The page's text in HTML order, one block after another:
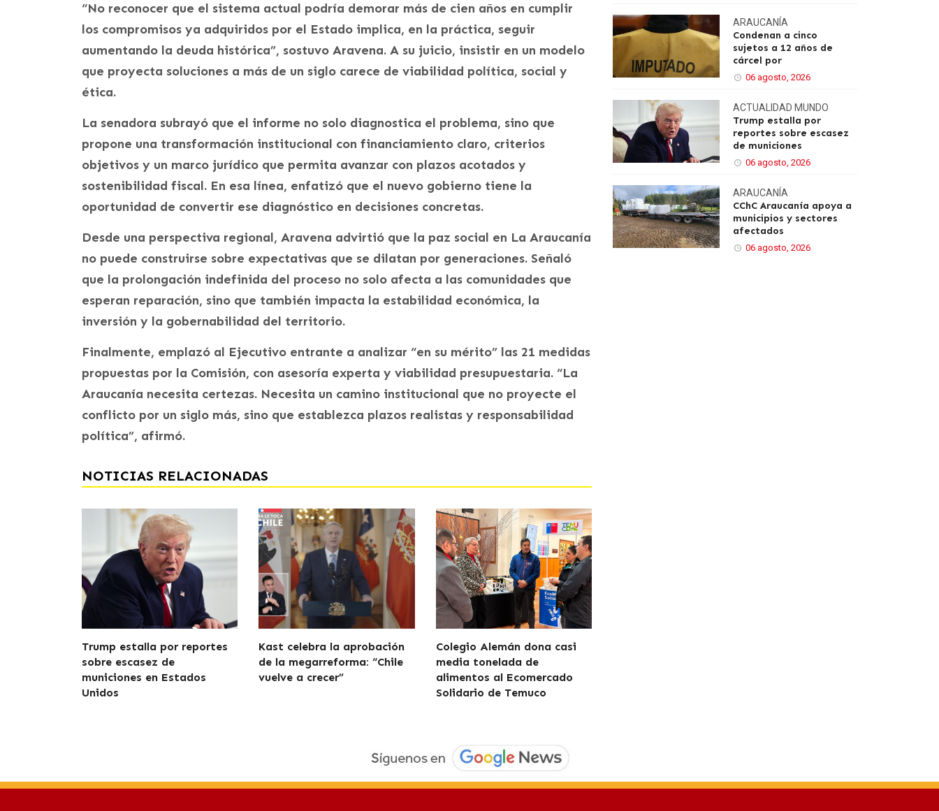
“No reconocer que el sistema actual podría demorar más de cien años en cumplir
los compromisos ya adquiridos por el Estado implica, en la práctica, seguir
aumentando la deuda histórica”, sostuvo Aravena. A su juicio, insistir en un modelo
que proyecta soluciones a más de un siglo carece de viabilidad política, social y
ética.
La senadora subrayó que el informe no solo diagnostica el problema, sino que
propone una transformación institucional con financiamiento claro, criterios
objetivos y un marco jurídico que permita avanzar con plazos acotados y
sostenibilidad fiscal. En esa línea, enfatizó que el nuevo gobierno tiene la
oportunidad de convertir ese diagnóstico en decisiones concretas.
Desde una perspectiva regional, Aravena advirtió que la paz social en La Araucanía
no puede construirse sobre expectativas que se dilatan por generaciones. Señaló
que la prolongación indefinida del proceso no solo afecta a las comunidades que
esperan reparación, sino que también impacta la estabilidad económica, la
inversión y la gobernabilidad del territorio.
Finalmente, emplazó al Ejecutivo entrante a analizar “en su mérito” las 21 medidas
propuestas por la Comisión, con asesoría experta y viabilidad presupuestaria. “La
Araucanía necesita certezas. Necesita un camino institucional que no proyecte el
conflicto por un siglo más, sino que establezca plazos realistas y responsabilidad
política”, afirmó.
NOTICIAS RELACIONADAS
Trump estalla por reportes
sobre escasez de
municiones en Estados
Unidos
Kast celebra la aprobación
de la megarreforma: “Chile
vuelve a crecer”
Colegio Alemán dona casi
media tonelada de
alimentos al Ecomercado
Solidario de Temuco
ARAUCANÍA
Condenan a cinco
sujetos a 12 años de
cárcel por
06 agosto, 2026
ACTUALIDAD MUNDO
Trump estalla por
reportes sobre escasez
de municiones
06 agosto, 2026
ARAUCANÍA
CChC Araucanía apoya a
municipios y sectores
afectados
06 agosto, 2026